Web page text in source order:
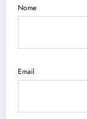
Nome
Email